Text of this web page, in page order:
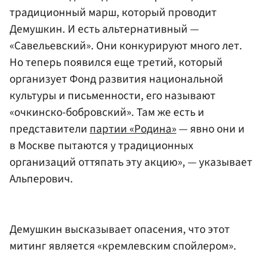
традиционный марш, который проводит
Демушкин. И есть альтернативный —
«Савельевский». Они конкурируют много лет.
Но теперь появился еще третий, который
организует Фонд развития национальной
культуры и письменности, его называют
«очкинско-бобровский». Там же есть и
представителипартии «Родина»— явно они и
в Москве пытаются у традиционных
организаций оттяпать эту акцию», — указывает
Альперович.
Демушкин высказывает опасения, что этот
митинг является «кремлевским спойлером».